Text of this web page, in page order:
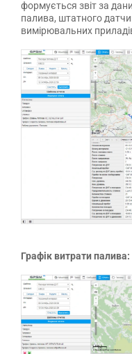
формується звіт за
палива, штатного
вимірювальних
Графік витрати палива: